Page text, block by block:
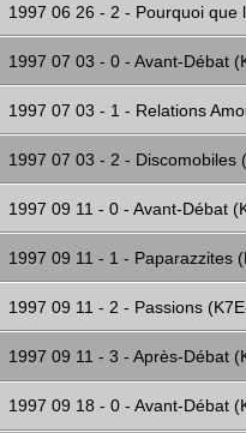
1997 06 26 - 2 - Pourquoi que
1997 07 03 - 0 - Avant-Débat
1997 07 03 - 1 - Relations
1997 07 03 - 2 - Discomobiles
1997 09 11 - 0 - Avant-Débat
1997 09 11 - 1 - Paparazzites
1997 09 11 - 2 - Passions
1997 09 11 - 3 - Après-Débat
1997 09 18 - 0 - Avant-Débat